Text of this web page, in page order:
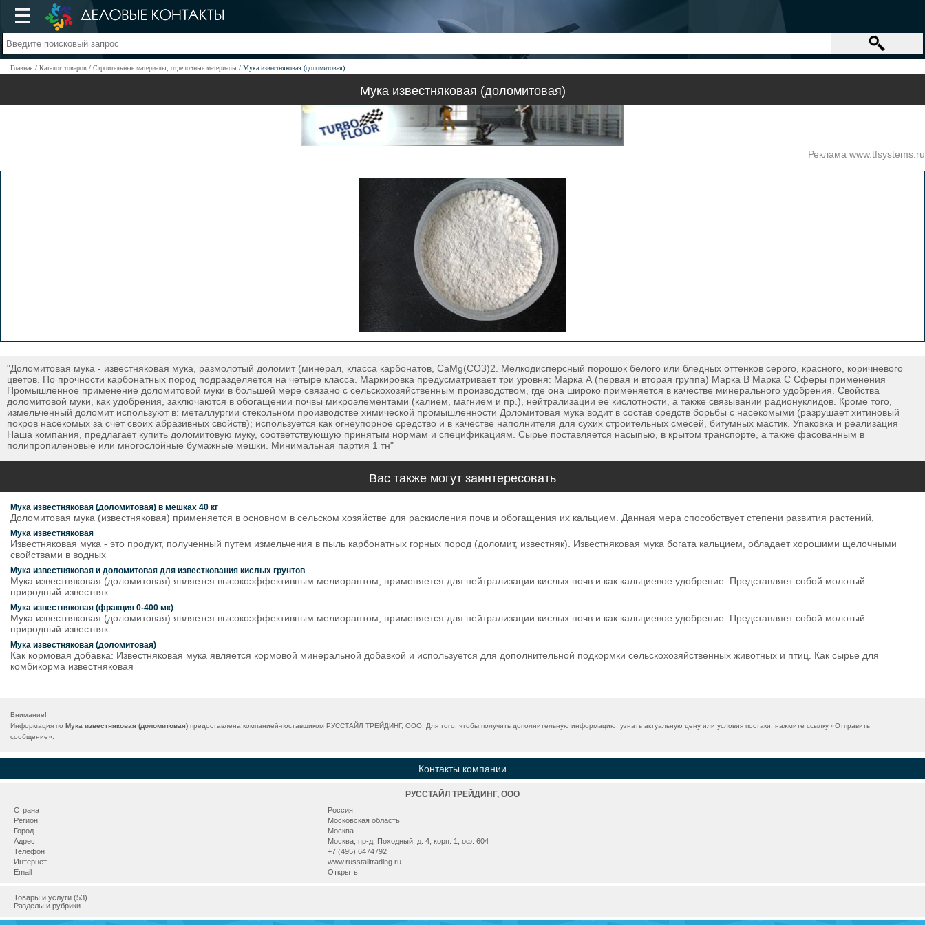
Главная Каталог товаров Строительные материалы, отделочные материалы Мука известняковая (доломитовая)
Мука известняковая (доломитовая)
Реклама www.tfsystems.ru
"Доломитовая мука - известняковая мука, размолотый доломит (минерал, класса карбонатов, CaMg(CO3)2. Мелкодисперсный порошок белого или бледных оттенков серого, красного, коричневого
цветов. По прочности карбонатных пород подразделяется на четыре класса. Маркировка предусматривает три уровня: Марка А (первая и вторая группа) Марка B Марка C Сферы применения
Промышленное применение доломитовой муки в большей мере связано с сельскохозяйственным производством, где она широко применяется в качестве минерального удобрения. Свойства
доломитовой муки, как удобрения, заключаются в обогащении почвы микроэлементами (калием, магнием и пр.), нейтрализации ее кислотности, а также связывании радионуклидов. Кроме того,
измельченный доломит используют в: металлургии стекольном производстве химической промышленности Доломитовая мука водит в состав средств борьбы с насекомыми (разрушает хитиновый
покров насекомых за счет своих абразивных свойств); используется как огнеупорное средство и в качестве наполнителя для сухих строительных смесей, битумных мастик. Упаковка и реализация
Наша компания, предлагает купить доломитовую муку, соответствующую принятым нормам и спецификациям. Сырье поставляется насыпью, в крытом транспорте, а также фасованным в
полипропиленовые или многослойные бумажные мешки. Минимальная партия 1 тн"
Вас также могут заинтересовать
Мука известняковая (доломитовая) в мешках 40 кг
Доломитовая мука (известняковая) применяется в основном в сельском хозяйстве для раскисления почв и обогащения их кальцием. Данная мера способствует степени развития растений,
Мука известняковая
Известняковая мука - это продукт, полученный путем измельчения в пыль карбонатных горных пород (доломит, известняк). Известняковая мука богата кальцием, обладает хорошими щелочными
свойствами в водных
Мука известняковая и доломитовая для известкования кислых грунтов
Мука известняковая (доломитовая) является высокоэффективным мелиорантом, применяется для нейтрализации кислых почв и как кальциевое удобрение. Представляет собой молотый
природный известняк.
Мука известняковая (фракция 0-400 мк)
Мука известняковая (доломитовая) является высокоэффективным мелиорантом, применяется для нейтрализации кислых почв и как кальциевое удобрение. Представляет собой молотый
природный известняк.
Мука известняковая (доломитовая)
Как кормовая добавка: Известняковая мука является кормовой минеральной добавкой и используется для дополнительной подкормки сельскохозяйственных животных и птиц. Как сырье для
комбикорма известняковая
Внимание!
Информация по Мука известняковая (доломитовая) предоставлена компанией-поставщиком РУССТАЙЛ ТРЕЙДИНГ, ООО. Для того, чтобы получить дополнительную информацию, узнать актуальную цену или условия постаки, нажмите ссылку «Отправить
сообщение».
Контакты компании
РУССТАЙЛ ТРЕЙДИНГ, ООО
Страна
Россия
Регион
Московская область
Город
Москва
Адрес
Москва, пр-д. Походный, д. 4, корп. 1, оф. 604
Телефон
+7 (495) 6474792
Интернет
www.russtailtrading.ru
Email
Открыть
Товары и услуги (53)
Разделы и рубрики